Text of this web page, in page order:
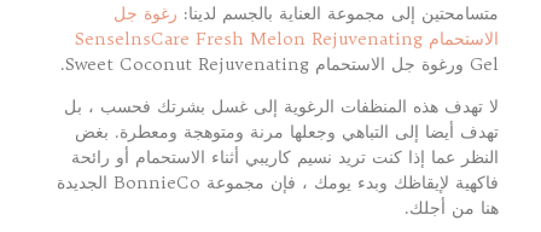
متسامحتين إلى مجموعة العناية بالجسم لدينا: رغوة جل
الاستحمام SenselnsCare Fresh Melon Rejuvenating
Gel ورغوة جل الاستحمام Sweet Coconut Rejuvenating.
لا تهدف هذه المنظفات الرغوية إلى غسل بشرتك فحسب ، بل
تهدف أيضا إلى التباهي وجعلها مرنة ومتوهجة ومعطرة. بغض
النظر عما إذا كنت تريد نسيم كاريبي أثناء الاستحمام أو رائحة
فاكهية لإيقاظك وبدء يومك ، فإن مجموعة BonnieCo الجديدة
هنا من أجلك.